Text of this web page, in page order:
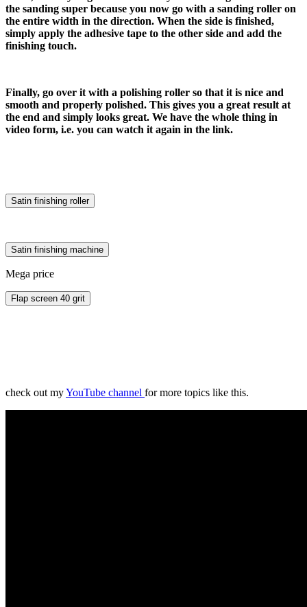
the sanding super because you now go with a sanding roller on
the entire width in the direction. When the side is finished,
simply apply the adhesive tape to the other side and add the
finishing touch.
Finally, go over it with a polishing roller so that it is nice and
smooth and properly polished. This gives you a great result at
the end and simply looks great. We have the whole thing in
video form, i.e. you can watch it again in the link.
Satin finishing roller
Satin finishing machine
Mega price
Flap screen 40 grit
check out myYouTube channel for more topics like this.